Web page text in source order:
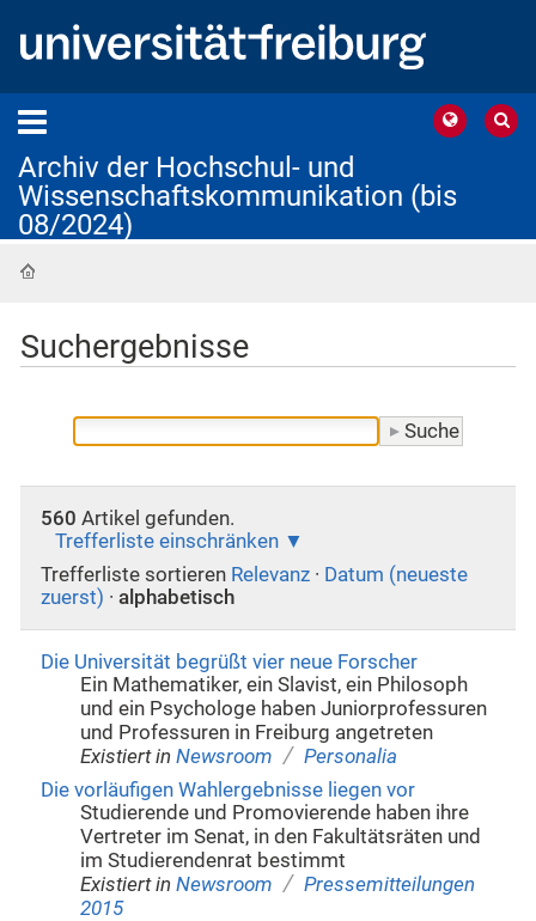
Archiv der Hochschul- und
Wissenschaftskommunikation (bis
08/2024)
Suchergebnisse
560 Artikel gefunden.
Trefferliste einschränken
Trefferliste sortieren Relevanz · Datum (neueste
zuerst) · alphabetisch
Die Universität begrüßt vier neue Forscher
Ein Mathematiker, ein Slavist, ein Philosoph
und ein Psychologe haben Juniorprofessuren
und Professuren in Freiburg angetreten
Existiert in Newsroom / Personalia
Die vorläufigen Wahlergebnisse liegen vor
Studierende und Promovierende haben ihre
Vertreter im Senat, in den Fakultätsräten und
im Studierendenrat bestimmt
Existiert in Newsroom / Pressemitteilungen
2015